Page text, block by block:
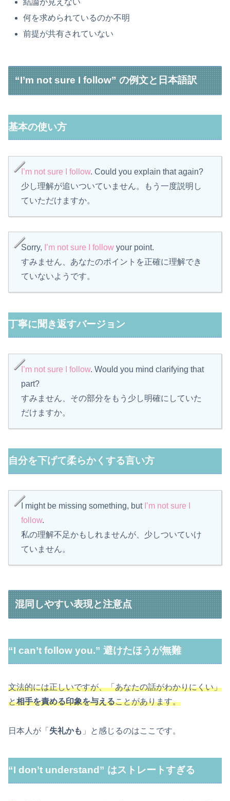
何を求められているのか不明
前提が共有されていない
“I’m not sure I follow” の例文と日本語訳
基本の使い方
I’m not sure I follow. Could you explain that again?
少し理解が追いついていません。もう一度説明し
ていただけますか。
Sorry, I’m not sure I follow your point.
すみません、あなたのポイントを正確に理解でき
ていないようです。
丁寧に聞き返すバージョン
I’m not sure I follow. Would you mind clarifying that
part?
すみません、その部分をもう少し明確にしていた
だけますか。
自分を下げて柔らかくする言い方
I might be missing something, but I’m not sure I
follow.
私の理解不足かもしれませんが、少しついていけ
ていません。
混同しやすい表現と注意点
“I can’t follow you.” 避けたほうが無難
文法的には正しいですが、「あなたの話がわかりにくい」
と相手を責める印象を与えることがあります。
日本人が「 失礼かも 」と感じるのはここです。
“I don’t understand” はストレートすぎる